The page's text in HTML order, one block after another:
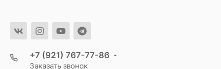
+7 (921) 767-77-86
Заказать звонок